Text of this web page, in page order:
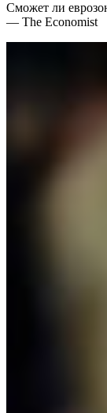
Сможет ли
— The Economist